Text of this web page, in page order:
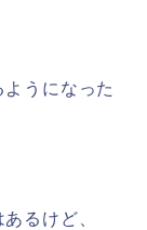
うになった
るけど、